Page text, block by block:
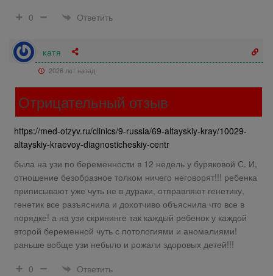
0
Ответить
катя
2026 лет назад
Отрицательный отзыв
https://med-otzyv.ru/clinics/9-russia/69-altayskiy-kray/10029-
altayskiy-kraevoy-diagnosticheskiy-centr
была на узи по беременности в 12 недель у буряковой С. И,
отношение безобразное толком ничего неговорят!!! ребенка
приписывают уже чуть не в дураки, отправляют генетику,
генетик все разъяснила и дохотчиво объяснила что все в
порядке! а на узи скрининге так каждый ребенок у каждой
второй беременной чуть с потологиями и аномалиями!
раньше вобще узи небыло и рожали здоровых детей!!!
0
Ответить